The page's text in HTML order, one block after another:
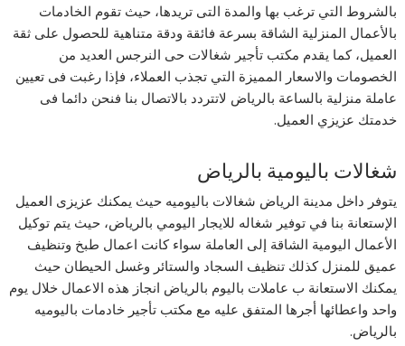
بالشروط التي ترغب بها والمدة التى تريدها، حيث تقوم الخادمات
بالأعمال المنزلية الشاقة بسرعة فائقة ودقة متناهية للحصول على ثقة
العميل، كما يقدم مكتب تأجير شغالات حى النرجس العديد من
الخصومات والاسعار المميزة التي تجذب العملاء، فإذا رغبت فى تعيين
عاملة منزلية بالساعة بالرياض لاتتردد بالاتصال بنا فنحن دائما فى
خدمتك عزيزي العميل.
شغالات باليومية بالرياض
يتوفر داخل مدينة الرياض شغالات باليوميه حيث يمكنك عزيزى العميل
الإستعانة بنا في توفير شغاله للايجار اليومي بالرياض، حيث يتم توكيل
الأعمال اليومية الشاقة إلى العاملة سواء كانت اعمال طبخ وتنظيف
عميق للمنزل كذلك تنظيف السجاد والستائر وغسل الحيطان حيث
يمكنك الاستعانة ب عاملات باليوم بالرياض انجاز هذه الاعمال خلال يوم
واحد واعطائها أجرها المتفق عليه مع مكتب تأجير خادمات باليوميه
بالرياض.